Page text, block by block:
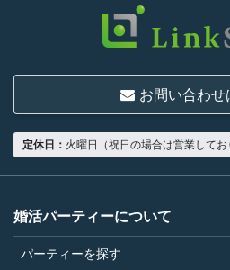
いものとします。
18歳以上の独身者であ
男性は収入があること
当社の指定する環境で
当社が企画するパーテ
されている年齢条件に
こと。
お問い合わせ
定休日： 火曜日（祝日の場合は営業してお
婚活パーティーについて
パーティーを探す